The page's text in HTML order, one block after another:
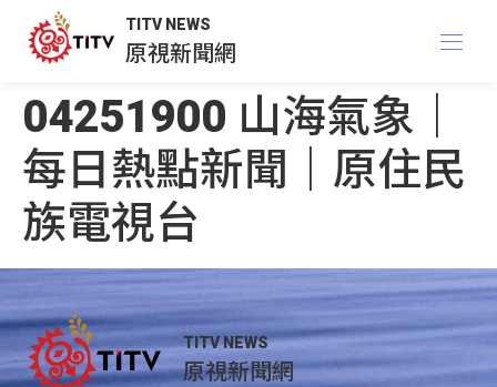
TITV NEWS
原視新聞網
04251900 山海氣象｜
每日熱點新聞｜原住民
族電視台
TITV NEWS
原視新聞網